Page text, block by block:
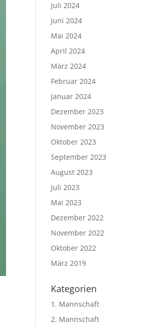
Juli 2024
Juni 2024
Mai 2024
April 2024
März 2024
Februar 2024
Januar 2024
Dezember 2023
November 2023
Oktober 2023
September 2023
August 2023
Juli 2023
Mai 2023
Dezember 2022
November 2022
Oktober 2022
März 2019
Kategorien
1. Mannschaft
2. Mannschaft